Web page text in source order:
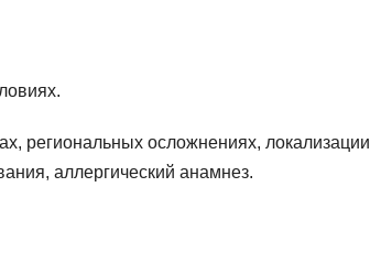
региональных осложнениях, локализации
аллергический анамнез.